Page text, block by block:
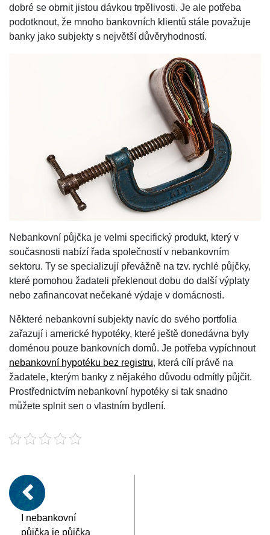
dobré se obrnit jistou dávkou trpělivosti. Je ale potřeba
podotknout, že mnoho bankovních klientů stále považuje
banky jako subjekty s největší důvěryhodností.
Nebankovní půjčka je velmi specifický produkt, který v
současnosti nabízí řada společností v nebankovním
sektoru. Ty se specializují převážně na tzv. rychlé půjčky,
které pomohou žadateli překlenout dobu do další výplaty
nebo zafinancovat nečekané výdaje v domácnosti.
Některé nebankovní subjekty navíc do svého portfolia
zařazují i americké hypotéky, které ještě donedávna byly
doménou pouze bankovních domů. Je potřeba vypíchnout
nebankovní hypotéku bez registru, která cílí právě na
žadatele, kterým banky z nějakého důvodu odmítly půjčit.
Prostřednictvím nebankovní hypotéky si tak snadno
můžete splnit sen o vlastním bydlení.
I nebankovní
půjčka je půjčka